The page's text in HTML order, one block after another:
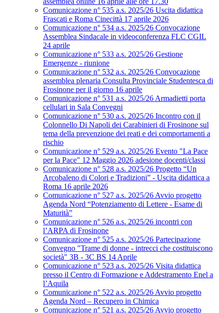
Comunicazione n° 535 a.s. 2025/26 Uscita didattica
Frascati e Roma Cinecittà 17 aprile 2026
Comunicazione n° 534 a.s. 2025/26 Convocazione
Assemblea Sindacale in videoconferenza FLC CGIL
24 aprile
Comunicazione n° 533 a.s. 2025/26 Gestione
Emergenze - riunione
Comunicazione n° 532 a.s. 2025/26 Convocazione
assemblea plenaria Consulta Provinciale Studentesca di
Frosinone per il giorno 16 aprile
Comunicazione n° 531 a.s. 2025/26 Armadietti porta
cellulari in Sala Convegni
Comunicazione n° 530 a.s. 2025/26 Incontro con il
Colonnello Di Napoli dei Carabinieri di Frosinone sul
tema della prevenzione dei reati e dei comportamenti a
rischio
Comunicazione n° 529 a.s. 2025/26 Evento "La Pace
per la Pace" 12 Maggio 2026 adesione docenti/classi
Comunicazione n° 528 a.s. 2025/26 Progetto “Un
Arcobaleno di Colori e Tradizioni” - Uscita didattica a
Roma 16 aprile 2026
Comunicazione n° 527 a.s. 2025/26 Avvio progetto
Agenda Nord “Potenziamento di Lettere - Esame di
Maturità”
Comunicazione n° 526 a.s. 2025/26 incontri con
l’ARPA di Frosinone
Comunicazione n° 525 a.s. 2025/26 Partecipazione
Convegno "Trame di donne - intrecci che costituiscono
società" 3B - 3C BS 14 Aprile
Comunicazione n° 523 a.s. 2025/26 Visita didattica
presso il Centro di Formazione e Addestramento Enel a
l’Aquila
Comunicazione n° 522 a.s. 2025/26 Avvio progetto
Agenda Nord – Recupero in Chimica
Comunicazione n° 521 a.s. 2025/26 Avvio progetto